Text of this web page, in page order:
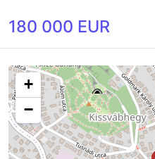
180 000 EUR
+
−